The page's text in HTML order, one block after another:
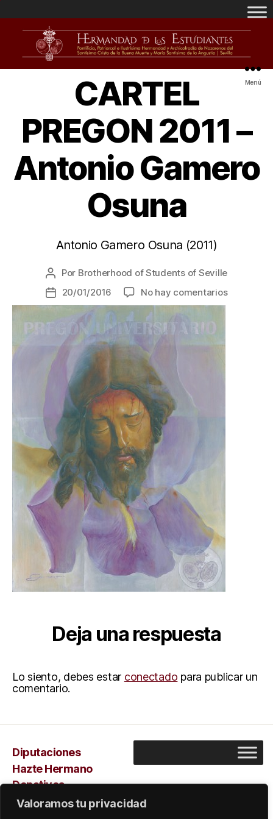
Valoramos tu privacidad
Menú
CARTEL
PREGON 2011 –
Antonio Gamero
Osuna
Antonio Gamero Osuna (2011)
Por Brotherhood of Students of Seville
20/01/2016
No hay comentarios
Deja una respuesta
Lo siento, debes estar conectado para publicar un
comentario.
Diputaciones
Hazte Hermano
Donativos
Capilla